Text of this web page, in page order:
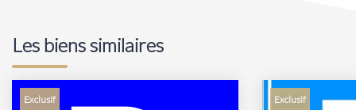
Les biens similaires
Exclusif Exclusif